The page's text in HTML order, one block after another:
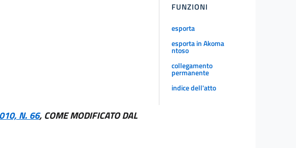
N. 66, COME MODIFICATO DAL
FUNZIONI
esporta
esporta in Akoma
ntoso
collegamento
permanente
indice dell'atto